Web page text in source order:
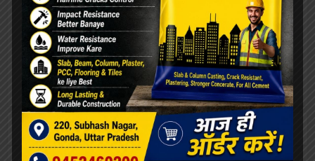
एलबीएस की शोध छात्रा साक्षी को मिला बेस्ट साइंटिस्ट
का अवार्ड, शिक्षकों ने दी बधाई
भ्रस्ट और असभ्य लेखपाल पर बिफरी आज़ाद अधिकार
सेना, प्रशासन को दी चेतावनी
व्यवसाय